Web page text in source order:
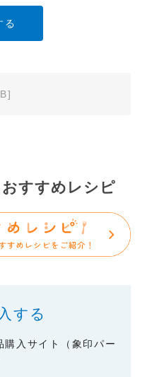
できません。
供が可能な取扱説明書
センター」まで、ご
します（※）。ただ
る取扱説明書の対象機
ご購入できない場合も
了承ください。
サービスでご使用され
品）につきましては、
に掲載されている取
されている取扱説明
すすめレシピ
する
入サイト（象印パー